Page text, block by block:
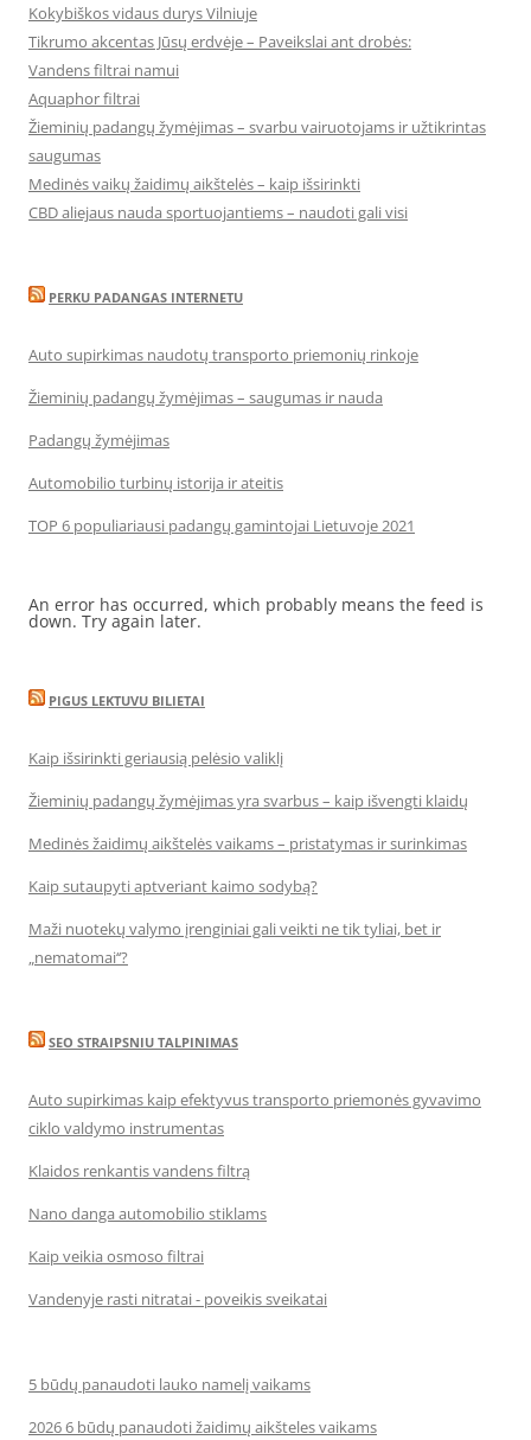
Kokybiškos vidaus durys Vilniuje
Tikrumo akcentas Jūsų erdvėje – Paveikslai ant drobės:
Vandens filtrai namui
Aquaphor filtrai
Žieminių padangų žymėjimas – svarbu vairuotojams ir užtikrintas
saugumas
Medinės vaikų žaidimų aikštelės – kaip išsirinkti
CBD aliejaus nauda sportuojantiems – naudoti gali visi
PERKU PADANGAS INTERNETU
Auto supirkimas naudotų transporto priemonių rinkoje
Žieminių padangų žymėjimas – saugumas ir nauda
Padangų žymėjimas
Automobilio turbinų istorija ir ateitis
TOP 6 populiariausi padangų gamintojai Lietuvoje 2021
An error has occurred, which probably means the feed is
down. Try again later.
PIGUS LEKTUVU BILIETAI
Kaip išsirinkti geriausią pelėsio valiklį
Žieminių padangų žymėjimas yra svarbus – kaip išvengti klaidų
Medinės žaidimų aikštelės vaikams – pristatymas ir surinkimas
Kaip sutaupyti aptveriant kaimo sodybą?
Maži nuotekų valymo įrenginiai gali veikti ne tik tyliai, bet ir
„nematomai‘‘?
SEO STRAIPSNIU TALPINIMAS
Auto supirkimas kaip efektyvus transporto priemonės gyvavimo
ciklo valdymo instrumentas
Klaidos renkantis vandens filtrą
Nano danga automobilio stiklams
Kaip veikia osmoso filtrai
Vandenyje rasti nitratai - poveikis sveikatai
5 būdų panaudoti lauko namelį vaikams
2026 6 būdų panaudoti žaidimų aikšteles vaikams